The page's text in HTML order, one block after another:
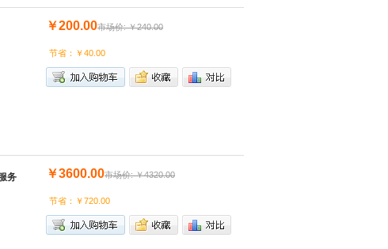
￥200.00市场价: ￥240.00
节省：￥40.00
务 ￥3600.00市场价: ￥4320.00
节省：￥720.00